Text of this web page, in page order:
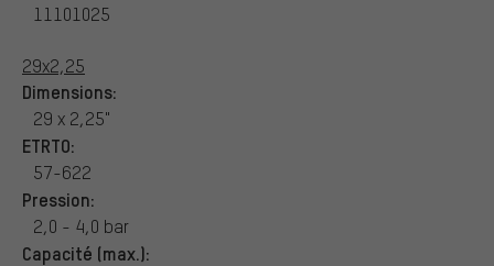
11101025
29x2,25
Dimensions:
29 x 2,25"
ETRTO:
57-622
Pression:
2,0 - 4,0 bar
Capacité (max.):